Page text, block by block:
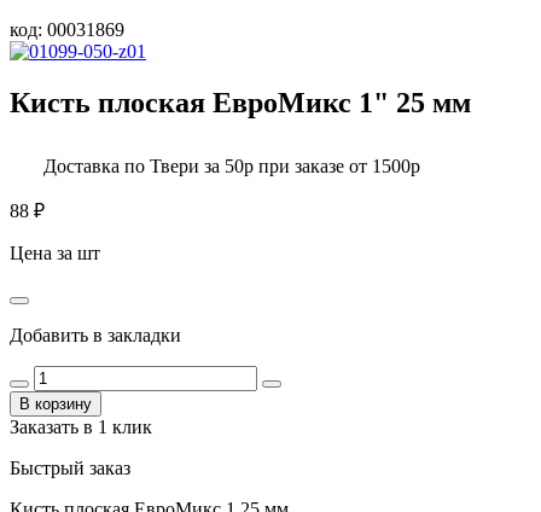
код: 00031869
Кисть плоская ЕвроМикс 1" 25 мм
Доставка по Твери за 50р при заказе от 1500р
88 ₽
Цена за шт
Добавить в закладки
В корзину
Заказать в 1 клик
Быстрый заказ